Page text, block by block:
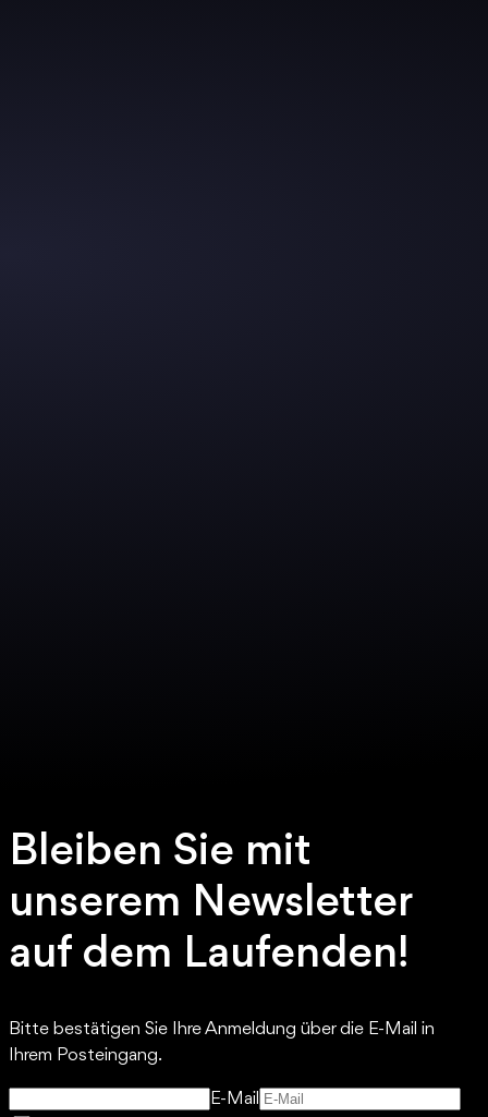
Bleiben Sie mit
unserem Newsletter
auf dem Laufenden!
Bitte bestätigen Sie Ihre Anmeldung über die E-Mail in
Ihrem Posteingang.
E-Mail